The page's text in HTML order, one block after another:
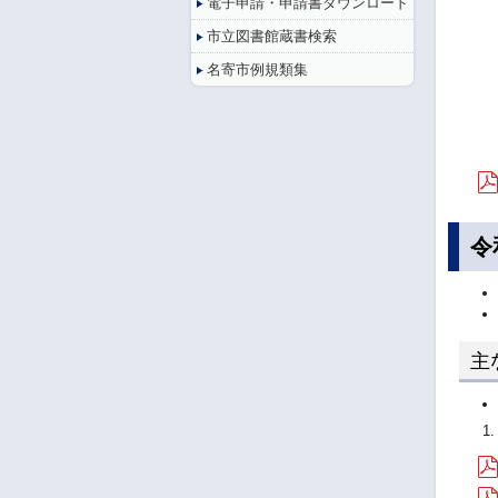
令
主
市立図書館蔵書検索
名寄市例規類集